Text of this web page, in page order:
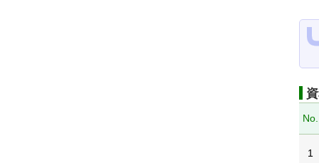
No.
1